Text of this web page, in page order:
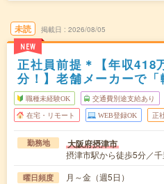
未読
NEW
掲載日 2026/08/05
正社員前提＊【年収418
分！】老舗メーカーで
職種未経験OK 交通費別途支給あり
在宅・リモート WEB登録OK 正
勤務地 大阪府摂津市
摂津市駅から徒歩5分／
曜日頻度 月～金（週5日）